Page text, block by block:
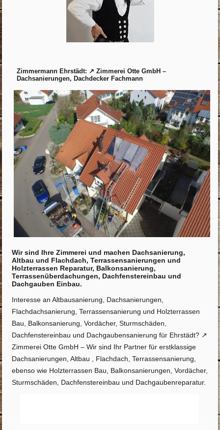
Zimmermann Ehrstädt: ↗️ Zimmerei Otte GmbH –
Dachsanierungen, Dachdecker Fachmann
Wir sind Ihre Zimmerei und machen Dachsanierung,
Altbau und Flachdach, Terrassensanierungen und
Holzterrassen Reparatur, Balkonsanierung,
Terrassenüberdachungen, Dachfenstereinbau und
Dachgauben Einbau.
Interesse an Altbausanierung, Dachsanierungen,
Flachdachsanierung, Terrassensanierung und Holzterrassen
Bau, Balkonsanierung, Vordächer, Sturmschäden,
Dachfenstereinbau und Dachgaubensanierung für Ehrstädt? ↗️
Zimmerei Otte GmbH – Wir sind Ihr Partner für erstklassige
Dachsanierungen, Altbau , Flachdach, Terrassensanierung,
ebenso wie Holzterrassen Bau, Balkonsanierungen, Vordächer,
Sturmschäden, Dachfenstereinbau und Dachgaubenreparatur.